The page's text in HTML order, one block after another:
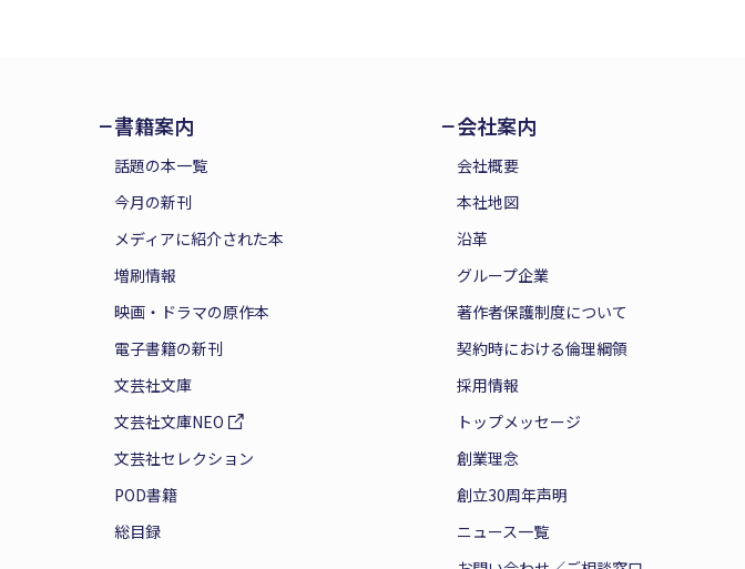
書籍案内
話題の本一覧
今月の新刊
メディアに紹介された本
増刷情報
映画・ドラマの原作本
電子書籍の新刊
文芸社文庫
文芸社文庫NEO
文芸社セレクション
POD書籍
総目録
会社案内
会社概要
本社地図
沿革
グループ企業
著作者保護制度について
契約時における倫理綱領
採用情報
トップメッセージ
創業理念
創立30周年声明
ニュース一覧